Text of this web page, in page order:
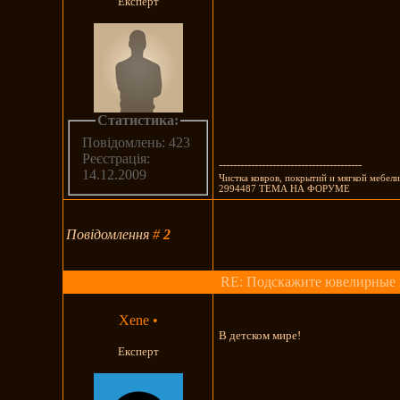
Статистика:
Повідомлень: 423
Реєстрація:
14.12.2009
----------------------------------------
Чистка ковров, покрытий и мягкой
2994487 ТЕМА НА ФОРУМЕ
Повідомлення#2
RE: Подскажите ювелирные
Xene •
Експерт
В детском мире!